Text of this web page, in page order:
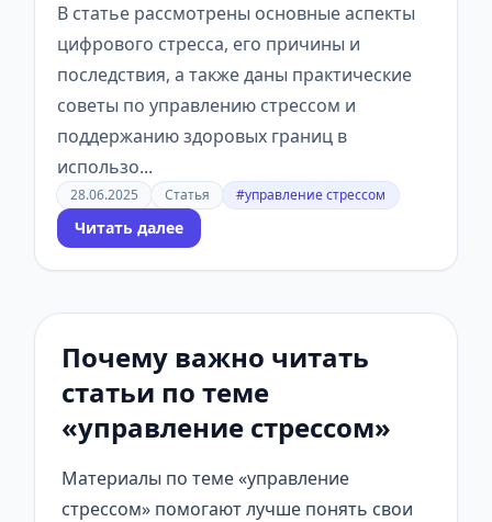
В статье рассмотрены основные аспекты
цифрового стресса, его причины и
последствия, а также даны практические
советы по управлению стрессом и
поддержанию здоровых границ в
использо...
28.06.2025 Статья #управление стрессом
Читать далее
Почему важно читать
статьи по теме
«управление стрессом»
Материалы по теме «управление
стрессом» помогают лучше понять свои